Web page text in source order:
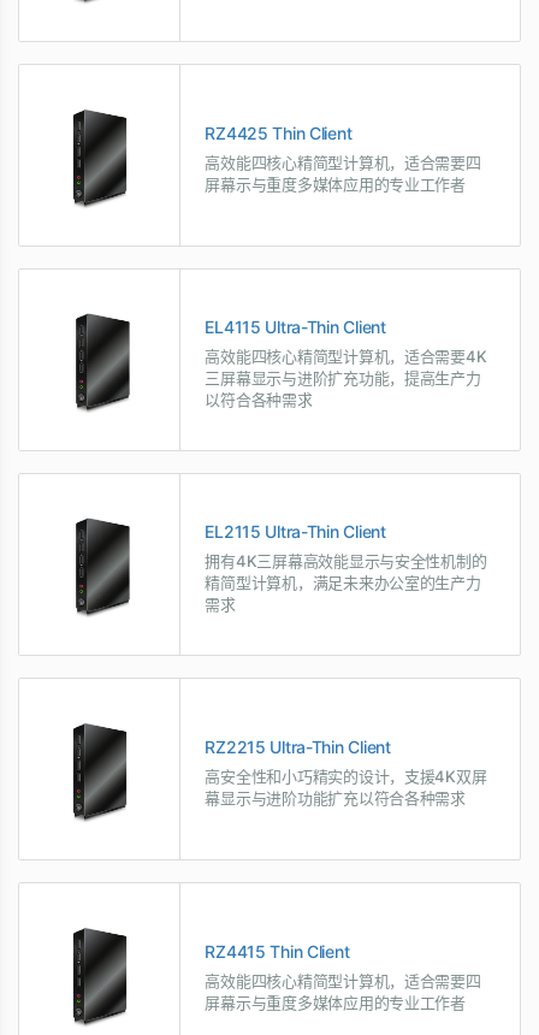
RZ4425 Thin Client
高效能四核心精简型计算机，适合需要四
屏幕示与重度多媒体应用的专业工作者
EL4115 Ultra-Thin Client
高效能四核心精简型计算机，适合需要4K
三屏幕显示与进阶扩充功能，提高生产力
以符合各种需求
EL2115 Ultra-Thin Client
拥有4K三屏幕高效能显示与安全性机制的
精简型计算机，满足未来办公室的生产力
需求
RZ2215 Ultra-Thin Client
高安全性和小巧精实的设计，支援4K双屏
幕显示与进阶功能扩充以符合各种需求
RZ4415 Thin Client
高效能四核心精简型计算机，适合需要四
屏幕示与重度多媒体应用的专业工作者